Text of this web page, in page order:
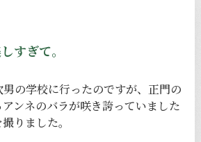
すぎて。
の学校に行ったのですが、正門の
ンネのバラが咲き誇っていました
りました。